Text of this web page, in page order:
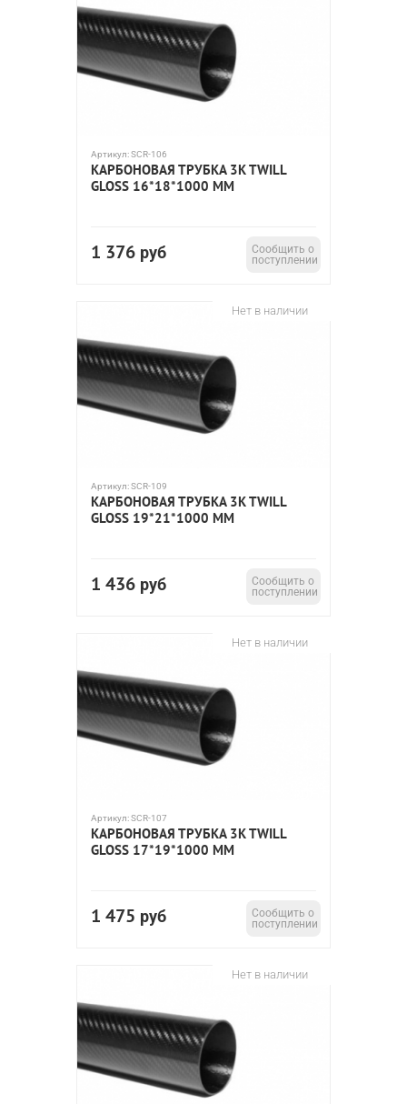
Артикул:SCR-106
КАРБОНОВАЯ ТРУБКА 3K TWILL
GLOSS 16*18*1000 ММ
1 376 руб
Сообщить о
поступлении
Нет в наличии
Артикул:SCR-109
КАРБОНОВАЯ ТРУБКА 3K TWILL
GLOSS 19*21*1000 ММ
1 436 руб
Сообщить о
поступлении
Нет в наличии
Артикул:SCR-107
КАРБОНОВАЯ ТРУБКА 3K TWILL
GLOSS 17*19*1000 ММ
1 475 руб
Сообщить о
поступлении
Нет в наличии